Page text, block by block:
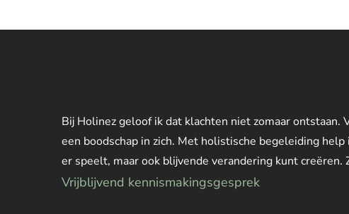
Bij Holinez geloof ik dat klachten niet zomaar
een boodschap in zich. Met holistische begeleiding
er speelt, maar ook blijvende verandering kunt
Vrijblijvend kennismakingsgesprek